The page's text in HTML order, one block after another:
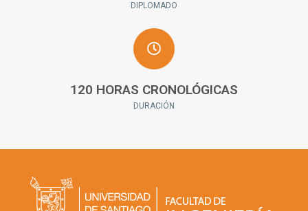
DIPLOMADO
120 HORAS CRONOLÓGICAS
DURACIÓN